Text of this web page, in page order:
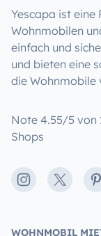
Yescapa ist
Wohnmobilen
einfach und
und bieten eine
die Wohnmobile
Note 4.55/5 von
Shops
Instagram
X
WOHNMOBIL